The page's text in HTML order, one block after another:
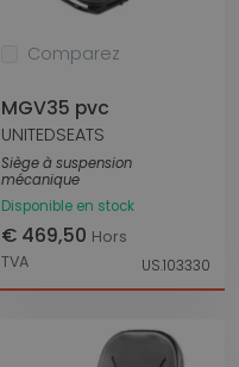
Comparez
MGV35 pvc
UNITEDSEATS
Siège à suspension
mécanique
Disponible en stock
€ 469,50 Hors
TVA
US.103330